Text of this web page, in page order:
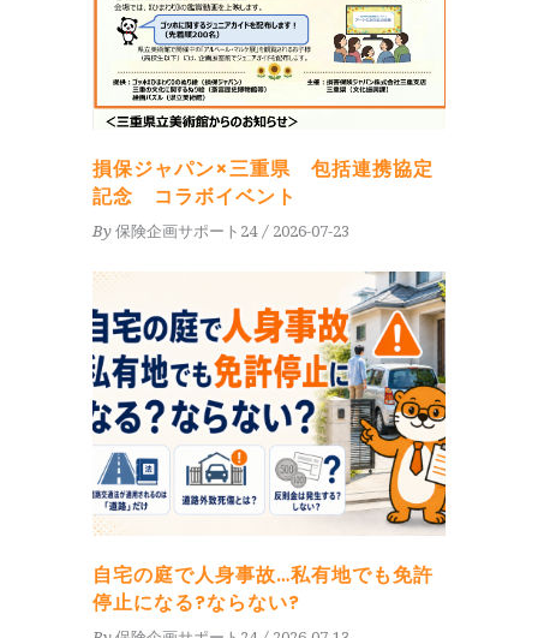
損保ジャパン×三重県 包括連携協定
記念 コラボイベント
By 保険企画サポート24 2026-07-23
自宅の庭で人身事故…私有地でも免許
停止になる?ならない?